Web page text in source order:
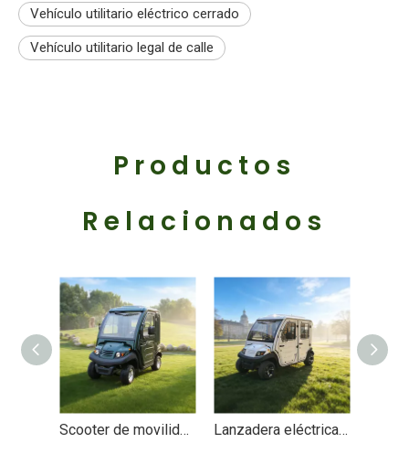
Vehículo utilitario eléctrico cerrado
Vehículo utilitario legal de calle
Productos
Relacionados
Scooter de movilidad eléctrico cerrado de 4 ruedas, mini automóvil eléctrico para adultos, fabricación en China - EG202AKR Lanzadera eléctrica cerrada de 4 plazas | Vehículo de transporte para centros turísticos y campus - EG204AKR